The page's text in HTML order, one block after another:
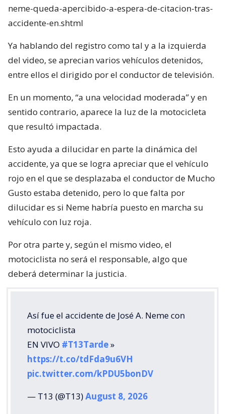
neme-queda-apercibido-a-espera-de-citacion-tras-
accidente-en.shtml
Ya hablando del registro como tal y a la izquierda
del video, se aprecian varios vehículos detenidos,
entre ellos el dirigido por el conductor de televisión.
En un momento, “a una velocidad moderada” y en
sentido contrario, aparece la luz de la motocicleta
que resultó impactada.
Esto ayuda a dilucidar en parte la dinámica del
accidente, ya que se logra apreciar que el vehículo
rojo en el que se desplazaba el conductor de Mucho
Gusto estaba detenido, pero lo que falta por
dilucidar es si Neme habría puesto en marcha su
vehículo con luz roja.
Por otra parte y, según el mismo video, el
motociclista no será el responsable, algo que
deberá determinar la justicia.
Así fue el accidente de José A. Neme con
motociclista
EN VIVO #T13Tarde»
https://t.co/tdFda9u6VH
pic.twitter.com/kPDU5bonDV
— T13 (@T13)August 8, 2026